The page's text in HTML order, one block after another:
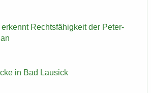
Rechts­fä­hig­keit der Peter-​
in Bad Lau­sick